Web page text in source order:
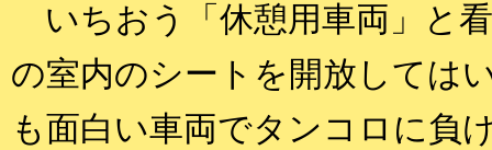
いちおう「休憩用車両」と
の室内のシートを開放しては
も面白い車両でタンコロに負